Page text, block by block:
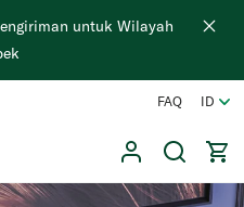
untuk Wilayah
FAQ ID
UserSearch
Cart